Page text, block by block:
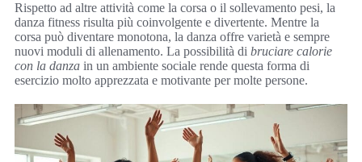
Rispetto ad altre attività come la corsa o il sollevamento pesi, la
danza fitness risulta più coinvolgente e divertente. Mentre la
corsa può diventare monotona, la danza offre varietà e sempre
nuovi moduli di allenamento. La possibilità di bruciare calorie
con la danza in un ambiente sociale rende questa forma di
esercizio molto apprezzata e motivante per molte persone.